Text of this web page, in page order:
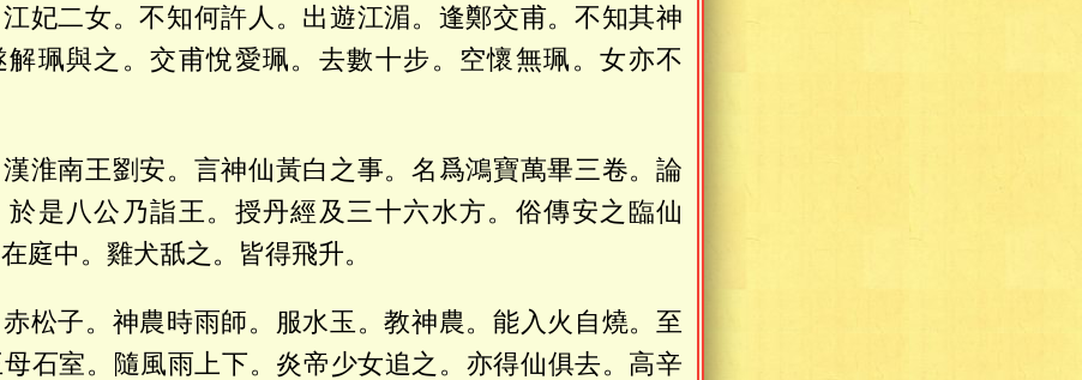
妃二女。不知何許人。出遊江湄。逢鄭交甫。不知其神
解珮與之。交甫悅愛珮。去數十步。空懷無珮。女亦不
淮南王劉安。言神仙黃白之事。名爲鴻寶萬畢三卷。論
於是八公乃詣王。授丹經及三十六水方。俗傳安之臨仙
庭中。雞犬舐之。皆得飛升。
松子。神農時雨師。服水玉。教神農。能入火自燒。至
石室。隨風雨上下。炎帝少女追之。亦得仙俱去。高辛